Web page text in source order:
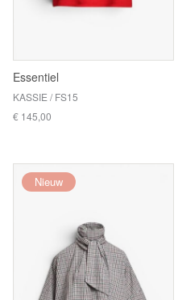
Essentiel
KASSIE / FS15
€ 145,00
Nieuw